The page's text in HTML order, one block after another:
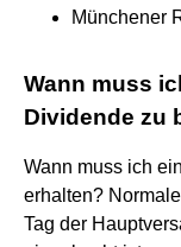
Münchener
Wann muss
Dividende zu
Wann muss ich
erhalten?
Tag der